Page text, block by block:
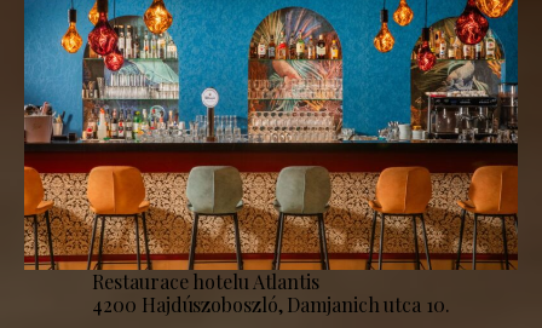
Restaurace hotelu Atlantis
4200 Hajdúszoboszló, Damjanich utca 10.